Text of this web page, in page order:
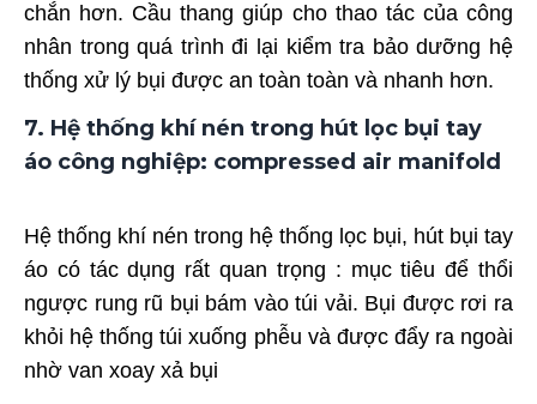
chắn hơn. Cầu thang giúp cho thao tác của công
nhân trong quá trình đi lại kiểm tra bảo dưỡng hệ
thống xử lý bụi được an toàn toàn và nhanh hơn.
7. Hệ thống khí nén trong hút lọc bụi tay
áo công nghiệp: compressed air manifold
Hệ thống khí nén trong hệ thống lọc bụi, hút bụi tay
áo có tác dụng rất quan trọng : mục tiêu để thổi
ngược rung rũ bụi bám vào túi vải. Bụi được rơi ra
khỏi hệ thống túi xuống phễu và được đẩy ra ngoài
nhờ van xoay xả bụi